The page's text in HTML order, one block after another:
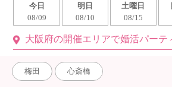
利用規約
個人情報保護方針launch
子どもの安全基準に関するポリシー
今日
08/09
明日
08/10
土曜日
08/15
大阪府の開催エリアで婚活パーテ
梅田 心斎橋